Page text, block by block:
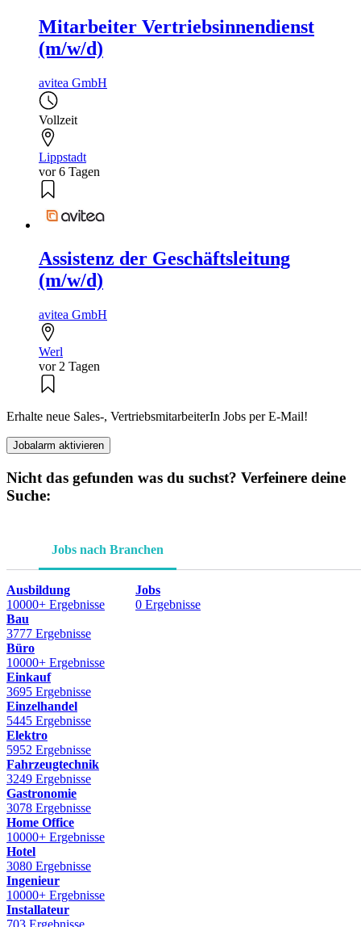
Mitarbeiter Vertriebsinnendienst
(m/w/d)
avitea GmbH
Vollzeit
Lippstadt
vor 6 Tagen
Assistenz der Geschäftsleitung
(m/w/d)
avitea GmbH
Werl
vor 2 Tagen
Erhalte neue Sales-, VertriebsmitarbeiterIn Jobs per E-Mail!
Jobalarm aktivieren
Nicht das gefunden was du suchst? Verfeinere deine
Suche:
Jobs nach Branchen
Ausbildung
10000+ Ergebnisse
Bau
3777 Ergebnisse
Büro
10000+ Ergebnisse
Einkauf
3695 Ergebnisse
Einzelhandel
5445 Ergebnisse
Elektro
5952 Ergebnisse
Fahrzeugtechnik
3249 Ergebnisse
Gastronomie
3078 Ergebnisse
Home Office
10000+ Ergebnisse
Hotel
3080 Ergebnisse
Ingenieur
10000+ Ergebnisse
Installateur
703 Ergebnisse
Jobs
0 Ergebnisse